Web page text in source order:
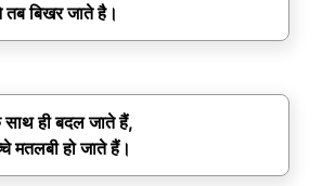
बिखर जाते है।
ही बदल जाते हैं,
मतलबी हो जाते हैं।